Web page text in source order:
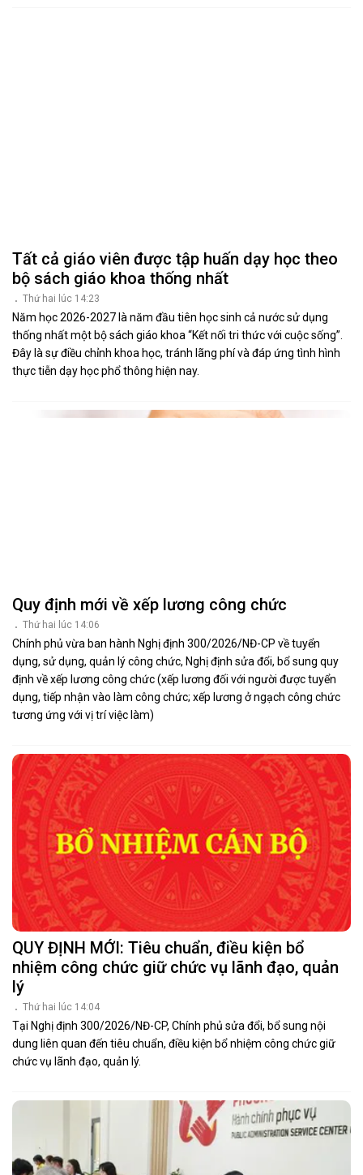
Tất cả giáo viên được tập huấn dạy học theo
bộ sách giáo khoa thống nhất
Thứ hai lúc 14:23
Năm học 2026-2027 là năm đầu tiên học sinh cả nước sử dụng
thống nhất một bộ sách giáo khoa “Kết nối tri thức với cuộc sống”.
Đây là sự điều chỉnh khoa học, tránh lãng phí và đáp ứng tình hình
thực tiễn dạy học phổ thông hiện nay.
Quy định mới về xếp lương công chức
Thứ hai lúc 14:06
Chính phủ vừa ban hành Nghị định 300/2026/NĐ-CP về tuyển
dụng, sử dụng, quản lý công chức, Nghị định sửa đổi, bổ sung quy
định về xếp lương công chức (xếp lương đối với người được tuyển
dụng, tiếp nhận vào làm công chức; xếp lương ở ngạch công chức
tương ứng với vị trí việc làm)
QUY ĐỊNH MỚI: Tiêu chuẩn, điều kiện bổ
nhiệm công chức giữ chức vụ lãnh đạo, quản
lý
Thứ hai lúc 14:04
Tại Nghị định 300/2026/NĐ-CP, Chính phủ sửa đổi, bổ sung nội
dung liên quan đến tiêu chuẩn, điều kiện bổ nhiệm công chức giữ
chức vụ lãnh đạo, quản lý.